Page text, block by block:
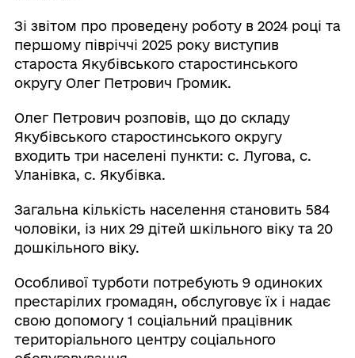
Зі звітом про проведену роботу в 2024 році та
першому півріччі 2025 року виступив
староста Якубівського старостинського
округу Олег Петрович Громик.
Олег Петрович розповів, що до складу
Якубівського старостинського округу
входить три населені пункти: с. Лугова, с.
Уланівка, с. Якубівка.
Загальна кількість населення становить 584
чоловіки, із них 29 дітей шкільного віку та 20
дошкільного віку.
Особливої турботи потребують 9 одиноких
престарілих громадян, обслуговує їх і надає
свою допомогу 1 соціальний працівник
територіального центру соціального